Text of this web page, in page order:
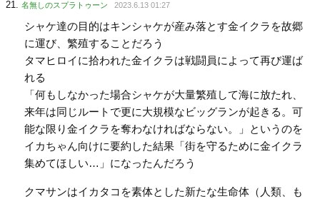
名無しのスプラトゥーン 2023.6.13 01:27
シャケ達の目的はキンシャケが産み落とす金イクラを故郷
に運び、繁殖することだろう
タマヒロイに拾われた金イクラは戦闘員によって再び運ば
れる
「何もしなかった場合シャケが大量繁殖して海に放たれ、
来年は同じルートで更に大規模なビッグランが起きる。可
能な限り金イクラを奪わなければならない。」というのを
イカちゃん向けに要約した結果「街を守るために金イクラ
集めてほしい…」になったんだろう
クマサンはイカタコを素体とした新たな生命体（人類、も